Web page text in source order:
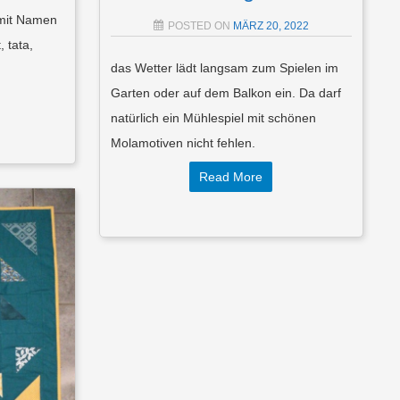
Namen
tata,
POSTED ON MÄRZ 20, 2022
das Wetter lädt langsam zum Spielen im
Garten oder auf dem Balkon ein. Da darf
natürlich ein Mühlespiel mit schönen
Molamotiven nicht fehlen.
Read More